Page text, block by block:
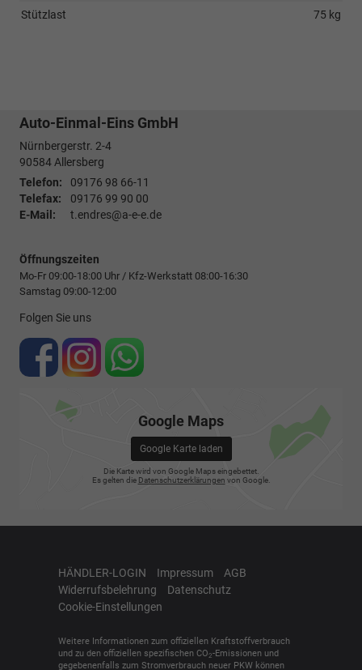
Stützlast
75 kg
Auto-Einmal-Eins GmbH
Nürnbergerstr. 2-4
90584Allersberg
Telefon:
09176 98 66-11
Telefax:
09176 99 90 00
E-Mail:
t.endres@a-e-e.de
Öffnungszeiten
Mo-Fr 09:00-18:00 Uhr / Kfz-Werkstatt 08:00-16:30
Samstag 09:00-12:00
Folgen Sie uns
Google Maps
Google Karte laden
Die Karte wird von Google Maps eingebettet.
Es gelten die Datenschutzerklärungen von Google.
HÄNDLER-LOGIN Impressum
AGB
Widerrufsbelehrung
Datenschutz
Cookie-Einstellungen
Weitere Informationen zum offiziellen Kraftstoffverbrauch
und zu den offiziellen spezifischen CO2-Emissionen und
gegebenenfalls zum Stromverbrauch neuer PKW können